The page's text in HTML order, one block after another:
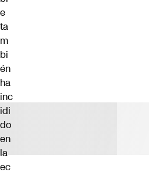
e
ta
m
bi
én
ha
inc
idi
do
en
la
ec